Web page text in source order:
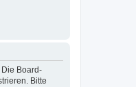
Board-
Bitte